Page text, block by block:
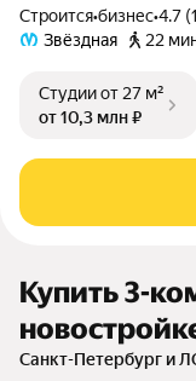
Строится•бизнес•4.7
Звёздная
22
Студииот 27 м²
от 10,3 млн ₽
Купить 3-
Санкт-Петербург и